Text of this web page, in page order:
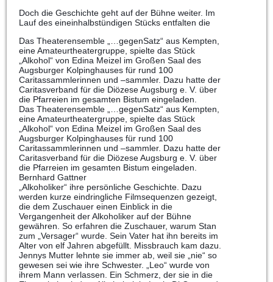
Doch die Geschichte geht auf der Bühne weiter. Im
Lauf des eineinhalbstündigen Stücks entfalten die
Das Theaterensemble „…gegenSatz“ aus Kempten,
eine Amateurtheatergruppe, spielte das Stück
„Alkohol“ von Edina Meizel im Großen Saal des
Augsburger Kolpinghauses für rund 100
Caritassammlerinnen und –sammler. Dazu hatte der
Caritasverband für die Diözese Augsburg e. V. über
die Pfarreien im gesamten Bistum eingeladen.
Das Theaterensemble „…gegenSatz“ aus Kempten,
eine Amateurtheatergruppe, spielte das Stück
„Alkohol“ von Edina Meizel im Großen Saal des
Augsburger Kolpinghauses für rund 100
Caritassammlerinnen und –sammler. Dazu hatte der
Caritasverband für die Diözese Augsburg e. V. über
die Pfarreien im gesamten Bistum eingeladen.
Bernhard Gattner
„Alkoholiker“ ihre persönliche Geschichte. Dazu
werden kurze eindringliche Filmsequenzen gezeigt,
die dem Zuschauer einen Einblick in die
Vergangenheit der Alkoholiker auf der Bühne
gewähren. So erfahren die Zuschauer, warum Stan
zum „Versager“ wurde. Sein Vater hat ihn bereits im
Alter von elf Jahren abgefüllt. Missbrauch kam dazu.
Jennys Mutter lehnte sie immer ab, weil sie „nie“ so
gewesen sei wie ihre Schwester. „Leo“ wurde von
ihrem Mann verlassen. Ein Schmerz, der sie in die